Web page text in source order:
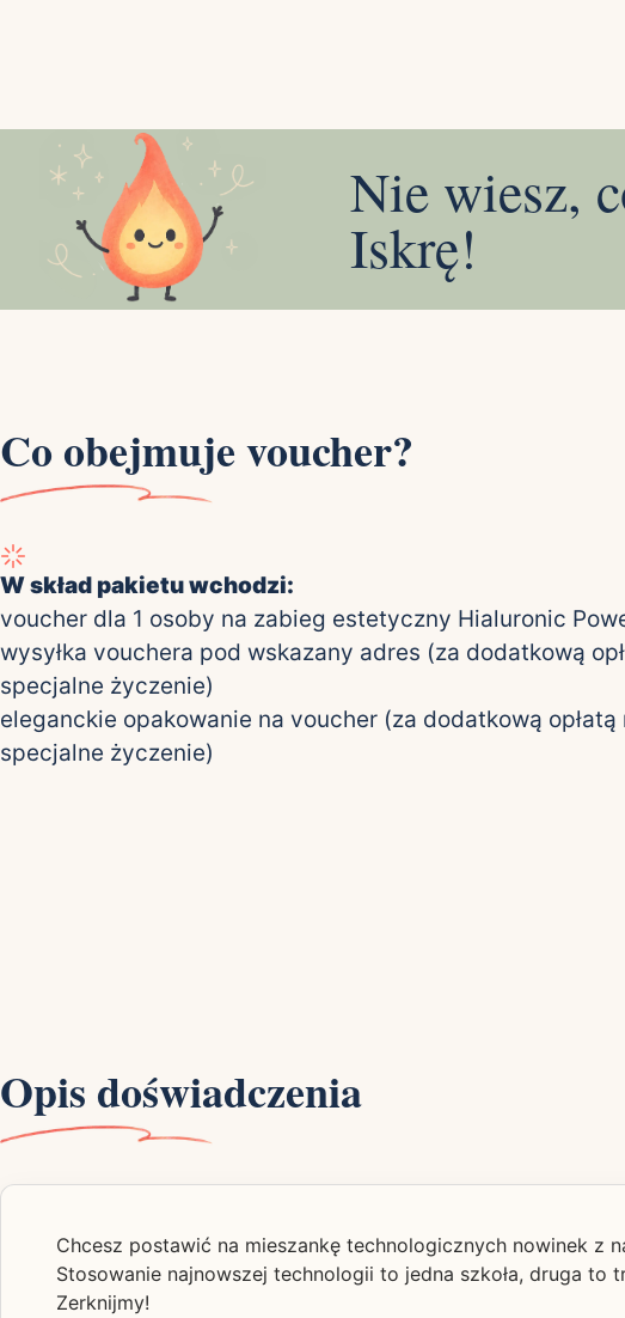
Nie wiesz,
Iskrę!
Co obejmuje voucher?
W skład pakietu wchodzi:
voucher dla 1 osoby na zabieg estetyczny Hialuronic
wysyłka vouchera pod wskazany adres (za dodatkową
specjalne życzenie)
eleganckie opakowanie na voucher (za dodatkową opłatą
specjalne życzenie)
Opis doświadczenia
Chcesz postawić na mieszankę technologicznych nowinek z
Stosowanie najnowszej technologii to jedna szkoła, druga
Zerknijmy!